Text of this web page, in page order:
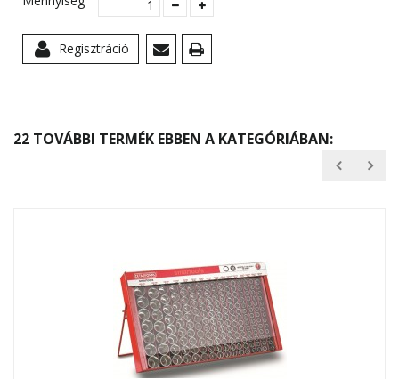
Regisztráció
22 TOVÁBBI TERMÉK EBBEN A KATEGÓRIÁBAN: